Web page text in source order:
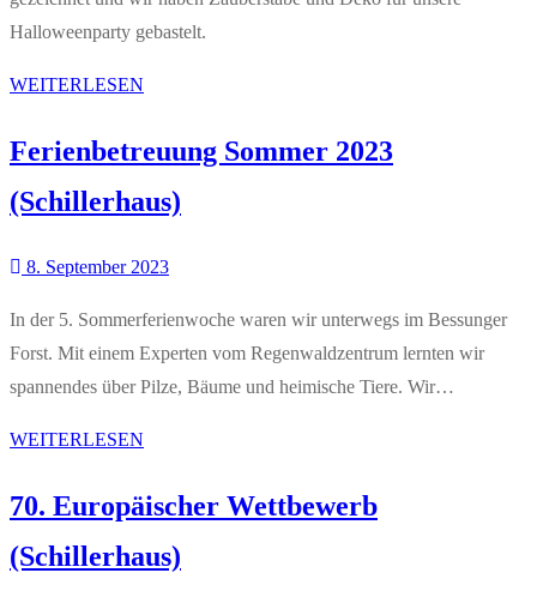
Halloweenparty gebastelt.
WEITERLESEN
Ferienbetreuung Sommer 2023
(Schillerhaus)
8. September 2023
In der 5. Sommerferienwoche waren wir unterwegs im Bessunger
Forst. Mit einem Experten vom Regenwaldzentrum lernten wir
spannendes über Pilze, Bäume und heimische Tiere. Wir…
WEITERLESEN
70. Europäischer Wettbewerb
(Schillerhaus)